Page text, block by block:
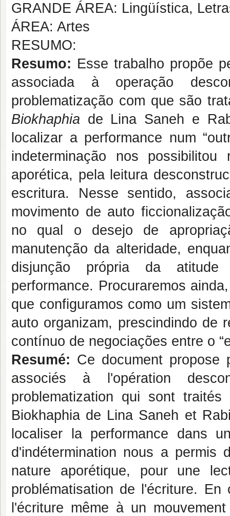
GRANDE ÁREA: Lingüística,
ÁREA: Artes
RESUMO:
Resumo: Esse trabalho propõe
associada à operação
problematização com que são
Biokhaphia de Lina Saneh e
localizar a performance num
indeterminação nos
aporética, pela leitura
escritura. Nesse sentido,
movimento de auto
no qual o desejo de
manutenção da alteridade,
disjunção própria da atitude
performance. Procuraremos
que configuramos como um
auto organizam, prescindindo de
contínuo de negociações entre o
Resumé: Ce document propose
associés à l'opération
problematization qui sont
Biokhaphia de Lina Saneh et
localiser la performance dans
d'indétermination nous a
nature aporétique, pour une
problématisation de l'écriture.
l'écriture même à un